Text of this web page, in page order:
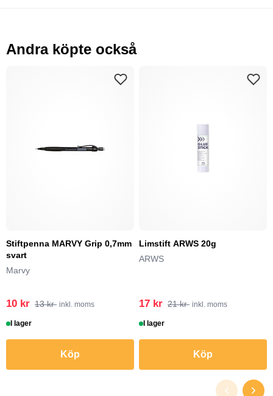
Andra köpte också
Stiftpenna MARVY Grip 0,7mm
svart
Marvy
10 kr 13 kr inkl. moms
I lager
Köp
Limstift ARWS 20g
ARWS
17 kr 21 kr inkl. moms
I lager
Köp